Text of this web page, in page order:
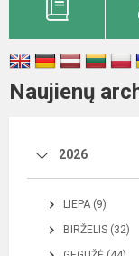
Naujienų
2026
LIEPA (9)
BIRŽELIS (32)